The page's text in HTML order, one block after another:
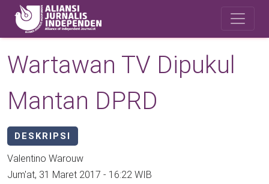
Skip to main content
Wartawan TV Dipukul
Mantan DPRD
DESKRIPSI
Valentino Warouw
Jum'at, 31 Maret 2017 - 16:22 WIB